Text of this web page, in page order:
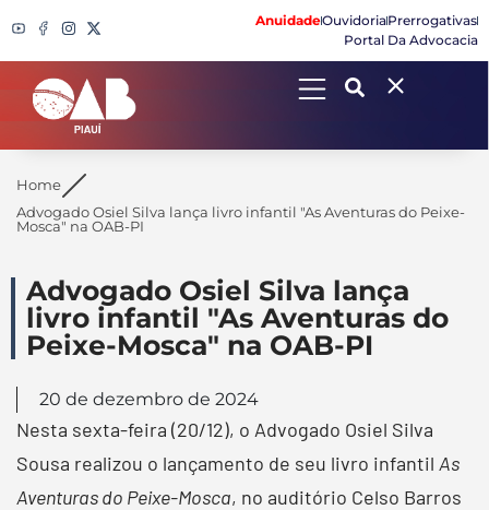
AnuidadeOuvidoriaPrerrogativas
Portal Da Advocacia
Search
Home
Advogado Osiel Silva lança livro infantil "As Aventuras do Peixe-
Mosca" na OAB-PI
Advogado Osiel Silva lança
livro infantil "As Aventuras do
Peixe-Mosca" na OAB-PI
20 de dezembro de 2024
Nesta sexta-feira (20/12), o Advogado Osiel Silva
Sousa realizou o lançamento de seu livro infantil As
Aventuras do Peixe-Mosca, no auditório Celso Barros